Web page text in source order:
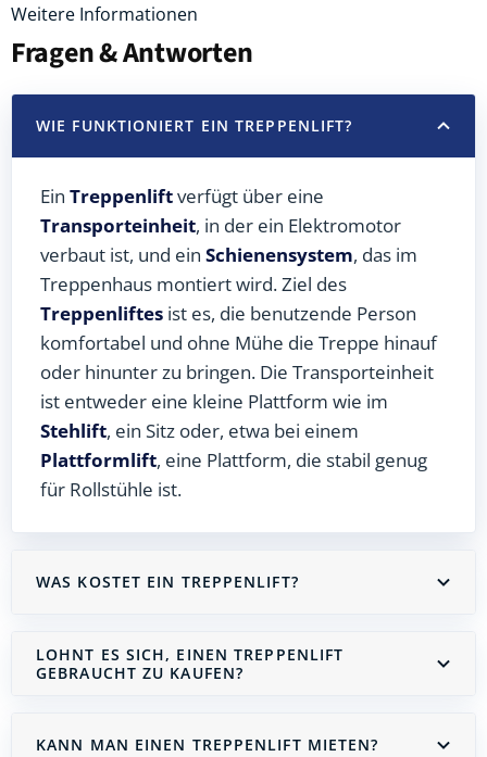
Weitere Informationen
Fragen & Antworten
WIE FUNKTIONIERT EIN TREPPENLIFT?
Ein Treppenliftverfügt über eine
Transporteinheit, in der ein Elektromotor
verbaut ist, und ein Schienensystem, das im
Treppenhaus montiert wird. Ziel des
Treppenliftes ist es, die benutzende Person
komfortabel und ohne Mühe die Treppe hinauf
oder hinunter zu bringen. Die Transporteinheit
ist entweder eine kleine Plattform wie im
Stehlift, ein Sitz oder, etwa bei einem
Plattformlift, eine Plattform, die stabil genug
für Rollstühle ist.
WAS KOSTET EIN TREPPENLIFT?
LOHNT ES SICH, EINEN TREPPENLIFT
GEBRAUCHT ZU KAUFEN?
KANN MAN EINEN TREPPENLIFT MIETEN?